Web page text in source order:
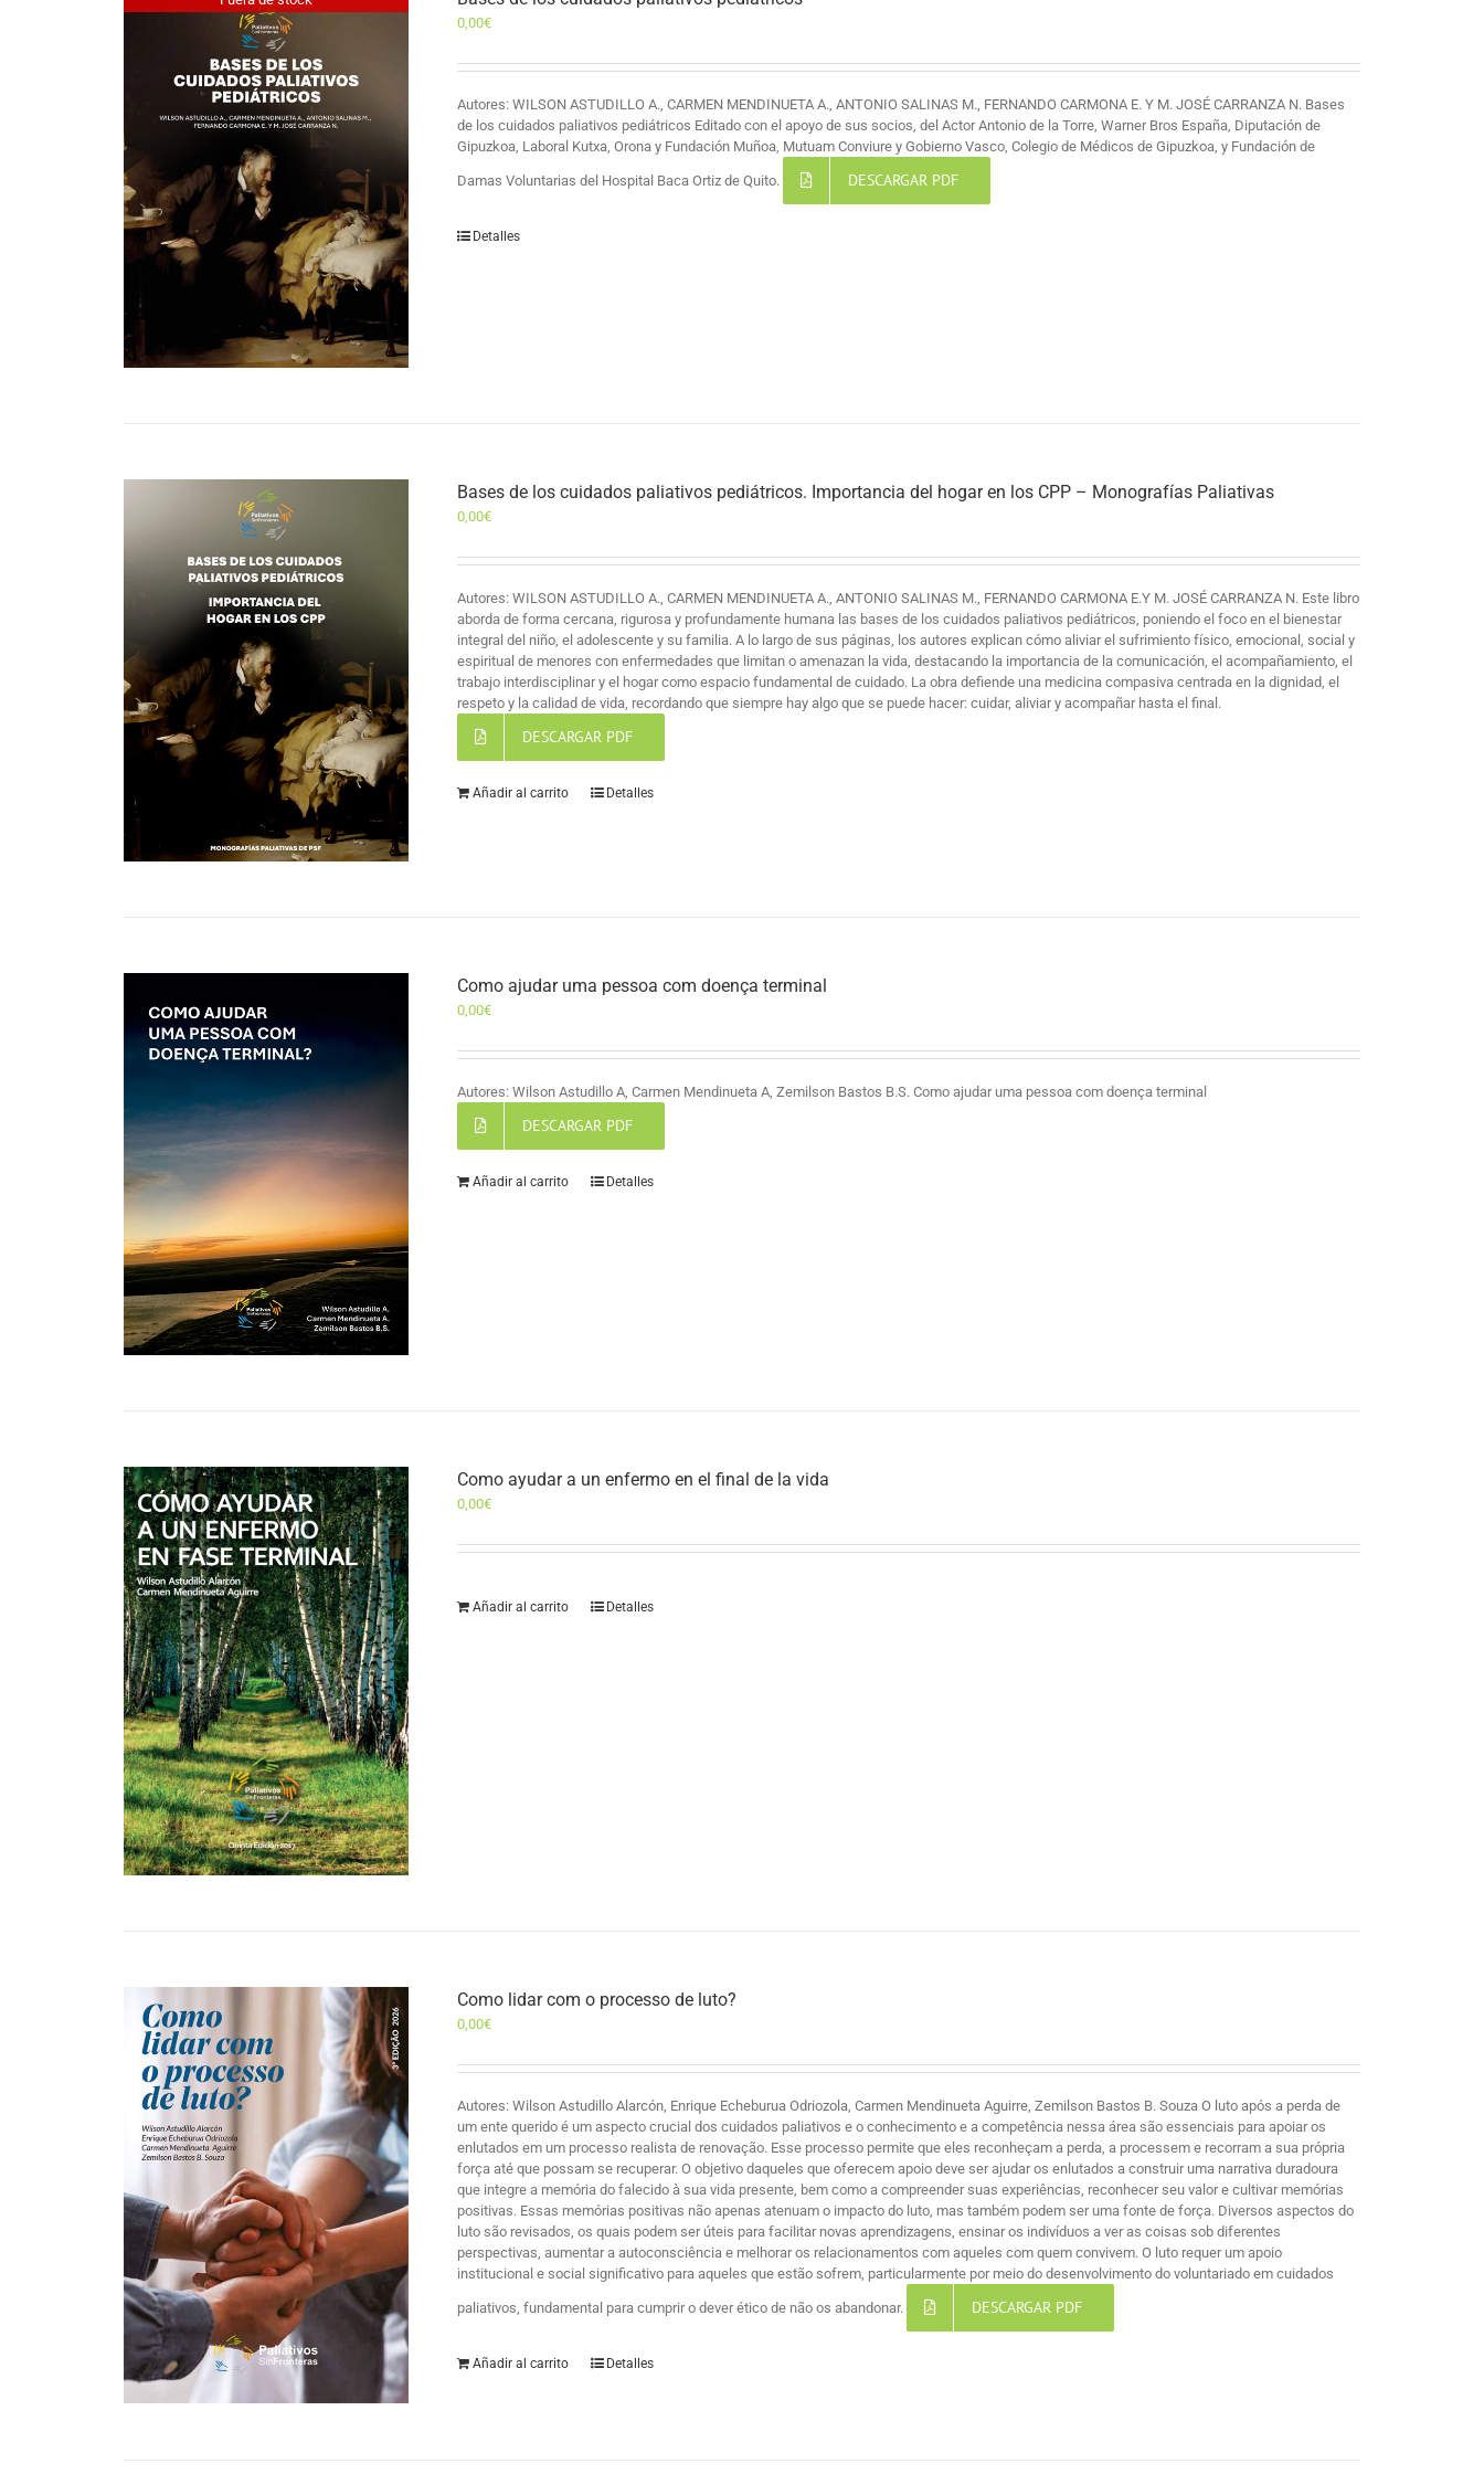
0,00€
Autores: WILSON ASTUDILLO A., CARMEN MENDINUETA A., ANTONIO SALINAS M., FERNANDO CARMONA E. Y M. JOSÉ CARRANZA N. Bases
de los cuidados paliativos pediátricos Editado con el apoyo de sus socios, del Actor Antonio de la Torre, Warner Bros España, Diputación de
Gipuzkoa, Laboral Kutxa, Orona y Fundación Muñoa, Mutuam Conviure y Gobierno Vasco, Colegio de Médicos de Gipuzkoa, y Fundación de
Damas Voluntarias del Hospital Baca Ortiz de Quito. DESCARGAR PDF
Detalles
Bases de los cuidados paliativos pediátricos. Importancia del hogar en los CPP – Monografías Paliativas
0,00€
Autores: WILSON ASTUDILLO A., CARMEN MENDINUETA A., ANTONIO SALINAS M., FERNANDO CARMONA E.Y M. JOSÉ CARRANZA N. Este libro
aborda de forma cercana, rigurosa y profundamente humana las bases de los cuidados paliativos pediátricos, poniendo el foco en el bienestar
integral del niño, el adolescente y su familia. A lo largo de sus páginas, los autores explican cómo aliviar el sufrimiento físico, emocional, social y
espiritual de menores con enfermedades que limitan o amenazan la vida, destacando la importancia de la comunicación, el acompañamiento, el
trabajo interdisciplinar y el hogar como espacio fundamental de cuidado. La obra defiende una medicina compasiva centrada en la dignidad, el
respeto y la calidad de vida, recordando que siempre hay algo que se puede hacer: cuidar, aliviar y acompañar hasta el final.
DESCARGAR PDF
Añadir al carrito Detalles
Como ajudar uma pessoa com doença terminal
0,00€
Autores: Wilson Astudillo A, Carmen Mendinueta A, Zemilson Bastos B.S. Como ajudar uma pessoa com doença terminal
DESCARGAR PDF
Añadir al carrito Detalles
Como ayudar a un enfermo en el final de la vida
0,00€
Añadir al carrito Detalles
Como lidar com o processo de luto?
0,00€
Autores: Wilson Astudillo Alarcón, Enrique Echeburua Odriozola, Carmen Mendinueta Aguirre, Zemilson Bastos B. Souza O luto após a perda de
um ente querido é um aspecto crucial dos cuidados paliativos e o conhecimento e a competência nessa área são essenciais para apoiar os
enlutados em um processo realista de renovação. Esse processo permite que eles reconheçam a perda, a processem e recorram a sua própria
força até que possam se recuperar. O objetivo daqueles que oferecem apoio deve ser ajudar os enlutados a construir uma narrativa duradoura
que integre a memória do falecido à sua vida presente, bem como a compreender suas experiências, reconhecer seu valor e cultivar memórias
positivas. Essas memórias positivas não apenas atenuam o impacto do luto, mas também podem ser uma fonte de força. Diversos aspectos do
luto são revisados, os quais podem ser úteis para facilitar novas aprendizagens, ensinar os indivíduos a ver as coisas sob diferentes
perspectivas, aumentar a autoconsciência e melhorar os relacionamentos com aqueles com quem convivem. O luto requer um apoio
institucional e social significativo para aqueles que estão sofrem, particularmente por meio do desenvolvimento do voluntariado em cuidados
paliativos, fundamental para cumprir o dever ético de não os abandonar. DESCARGAR PDF
Añadir al carrito Detalles